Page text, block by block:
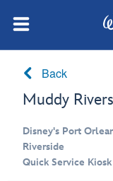
Back
Muddy Rivers
Disney's Port
Riverside
Quick Service Kiosk